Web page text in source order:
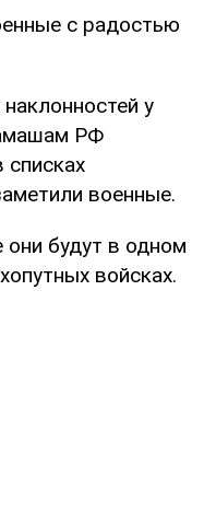
с радостью
у
РФ
списках
военные.
будут в одном
войсках.